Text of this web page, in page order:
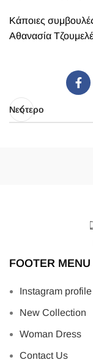
Κάποιες
Αθανασία
Νεότερο
FOOTER MENU
Instagram profile
New Collection
Woman Dress
Contact Us